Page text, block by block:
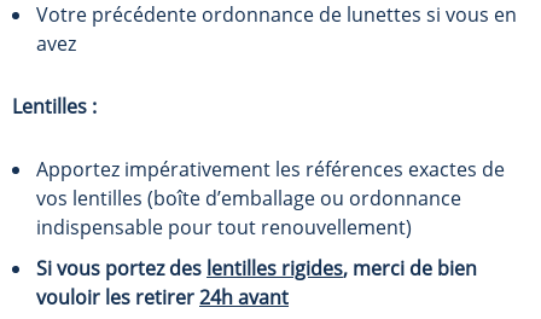
Votre précédente ordonnance de lunettes si vous en
avez
Lentilles :
Apportez impérativement les références exactes de
vos lentilles (boîte d’emballage ou ordonnance
indispensable pour tout renouvellement)
Si vous portez des lentilles rigides, merci de bien
vouloir les retirer24h avant